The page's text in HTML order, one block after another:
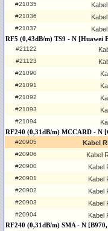
#21035
#21036
#21037
RF5 (0,43dB/m) TS9 - N [Huawei
#21122
#21123
#21090
#21091
#21092
#21093
#21094
RF240 (0,31dB/m) MCCARD - N
#20905 Kabel
#20906 Kabel
#20900 Kabel
#20901 Kabel
#20902 Kabel
#20903 Kabel
#20904 Kabel
RF240 (0,31dB/m) SMA - N